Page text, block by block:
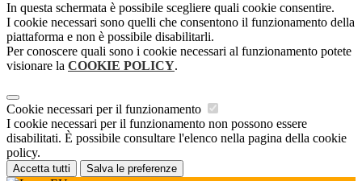
In questa schermata è possibile scegliere quali cookie consentire.
I cookie necessari sono quelli che consentono il funzionamento della
piattaforma e non è possibile disabilitarli.
Per conoscere quali sono i cookie necessari al funzionamento potete
visionare la COOKIE POLICY.
Cookie necessari per il funzionamento
I cookie necessari per il funzionamento non possono essere
disabilitati. È possibile consultare l'elenco nella pagina della cookie
policy.
Accetta tutti Salva le preferenze